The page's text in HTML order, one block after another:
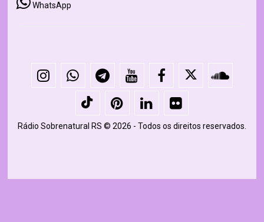
WhatsApp
Rádio Sobrenatural RS © 2026 - Todos os direitos reservados.